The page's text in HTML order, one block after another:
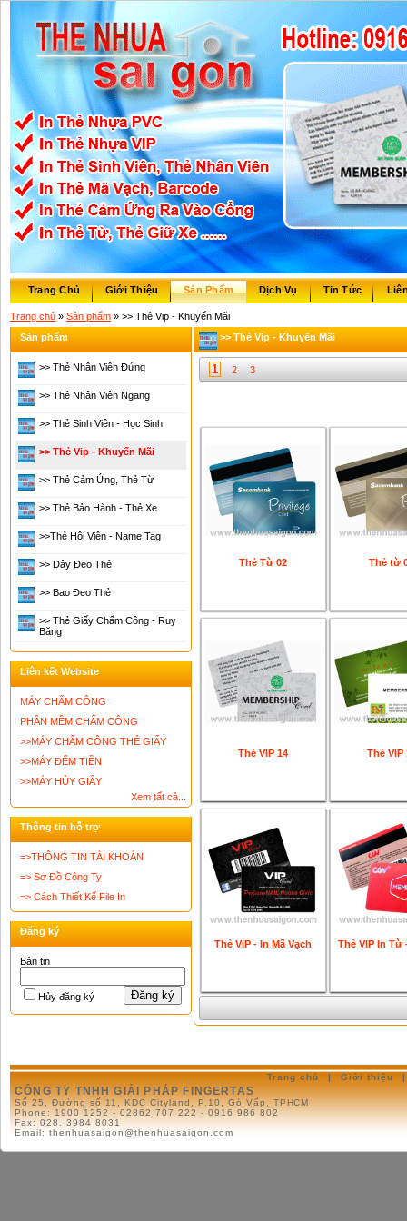
Trang Chủ Giới Thiệu Sản Phẩm Dịch Vụ Tin Tức
Trang chủ » Sản phẩm » >> Thẻ Vip - Khuyến Mãi
>> Thẻ Vip - Khuyến Mãi
1 2 3
Thẻ Từ 02 Thẻ từ
Thẻ VIP 14 Thẻ VIP
Thẻ VIP - In Mã Vạch Thẻ VIP In Từ
Sản phẩm
>> Thẻ Nhân Viên Đứng
>> Thẻ Nhân Viên Ngang
>> Thẻ Sinh Viên - Học Sinh
>> Thẻ Vip - Khuyến Mãi
>> Thẻ Cảm Ứng, Thẻ Từ
>> Thẻ Bảo Hành - Thẻ Xe
>>thẻ Hội Viên - Name Tag
>> Dây Đeo Thẻ
>> Bao Đeo Thẻ
>> Thẻ Giấy Chấm Công - Ruy
Băng
Liên kết Website
MÁY CHẤM CÔNG
PHẦN MỀM CHẤM CÔNG
>>MÁY CHẤM CÔNG THẺ GIẤY
>>MÁY ĐẾM TIỀN
>>MÁY HỦY GIẤY
Xem tất cả...
Thông tin hỗ trợ
=>THÔNG TIN TÀI KHOẢN
=> Sơ Đồ Công Ty
=> Cách Thiết Kế File In
Đăng ký
Bản tin
Hủy đăng ký Đăng ký
Trang chủ | Giới thiệu |
CÔNG TY TNHH GIẢI PHÁP FINGERTAS
Số 25, Đường số 11, KDC Cityland, P.10, Gò Vấp, TPHCM
Phone:1900 1252 - 02862 707 222 - 0916 986 802
Fax: 028. 3984 8031
Email: thenhuasaigon@thenhuasaigon.com